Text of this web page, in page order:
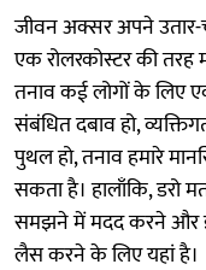
जीवन अक्सर अपने उतार-
एक रोलरकोस्टर की तरह
तनाव कई लोगों के लिए
संबंधित दबाव हो,
पुथल हो, तनाव हमारे
सकता है। हालाँकि, डरो
समझने में मदद करने और
लैस करने के लिए यहां है।